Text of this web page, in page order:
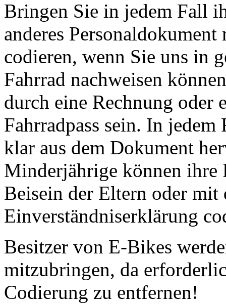
Bringen Sie in jedem Fall
anderes
codieren, wenn Sie uns in
Fahrrad nachweisen
durch eine Rechnung oder
Fahrradpass sein. In
klar aus dem Dokument
Minderjährige können ihre
Beisein der Eltern oder
Einverständniserklärung
Besitzer von E-Bikes
mitzubringen, da
Codierung zu entfernen!